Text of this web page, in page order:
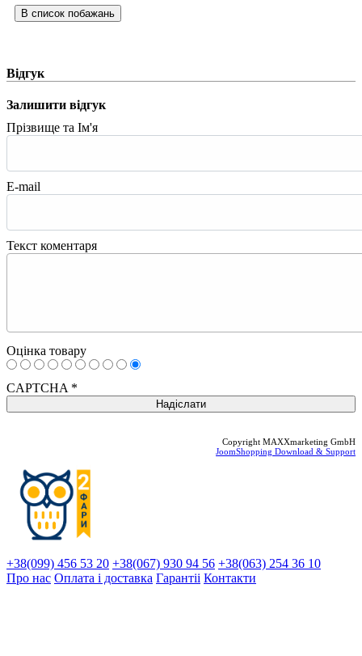
Відгук
Залишити відгук
Прізвище та Ім'я
E-mail
Текст коментаря
Оцінка товару
CAPTCHA *
Copyright MAXXmarketing GmbH
JoomShopping Download & Support
+38(099) 456 53 20 +38(067) 930 94 56 +38(063) 254 36 10
Про нас Оплата і доставка Гарантіi Контакти